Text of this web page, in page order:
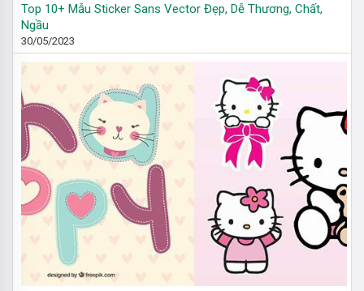
Top 10+ Mẫu Sticker Sans Vector Đẹp, Dễ Thương, Chất,
Ngầu
30/05/2023